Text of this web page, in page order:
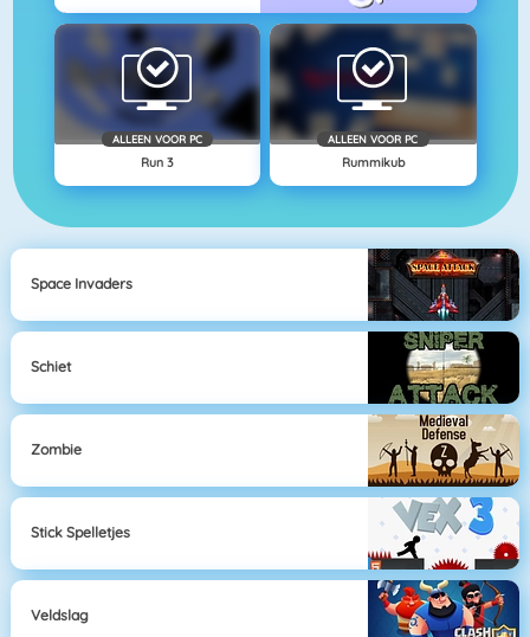
ALLEEN VOOR PC
Run 3
ALLEEN VOOR PC
Rummikub
Space Invaders
Schiet
Zombie
Stick Spelletjes
Veldslag